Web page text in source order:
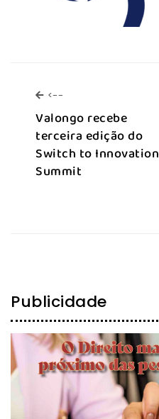
<--
Valongo recebe
terceira edição do
Switch to Innovation
Summit
Publicidade